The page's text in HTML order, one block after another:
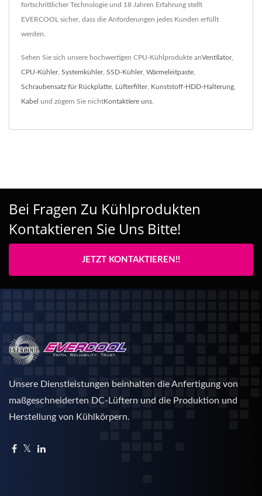
fortschrittlicher Technologie und 18 Jahren Erfahrung stellt
EVERCOOL sicher, dass die Anforderungen jedes Kunden erfüllt
werden.
Sehen Sie sich unsere hochwertigen CPU-Kühlprodukte anVentilator,
CPU-Kühler, Systemkühler, SSD-Kühler, Wärmeleitpaste
Schraubensatz für Rückplatte Lüfterfilter, Kunststoff-HDD-Halterung
Kabel und zögern Sie nichtKontaktiere uns
Bei Fragen Zu Kühlprodukten
Kontaktieren Sie Uns Bitte!
JETZT KONTAKTIEREN!!
Unsere Dienstleistungen beinhalten die Anfertigung von
maßgeschneiderten DC-Lüftern und die Produktion und
Herstellung von Kühlkörpern.